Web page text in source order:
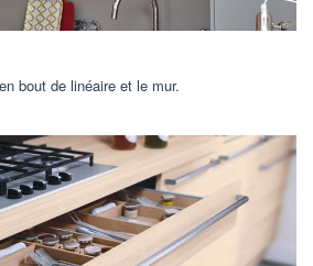
bout de linéaire et le mur.